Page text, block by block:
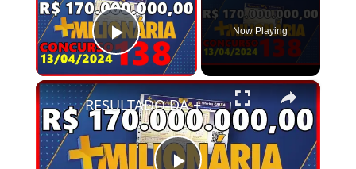
Play Video
Now Playing
×
RESULTADO DA +MILIONÁRIA 138 de hoje, sábado 13/04/2024 - +Milionária 138